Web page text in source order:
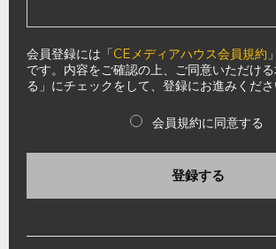
会員登録には「CEメディアハウス会員規約
です。内容をご確認の上、ご同意いただけ
る」にチェックをして、登録にお進みくださ
会員規約に同意する
登録する